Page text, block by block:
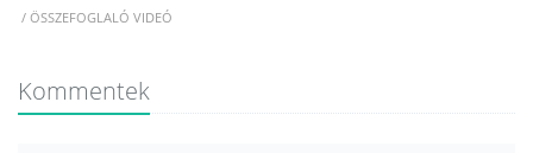
/ ÖSSZEFOGLALÓ VIDEÓ
Kommentek